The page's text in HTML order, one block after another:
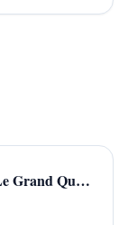
Marc Duval — Psychologue à Le Grand Quevilly